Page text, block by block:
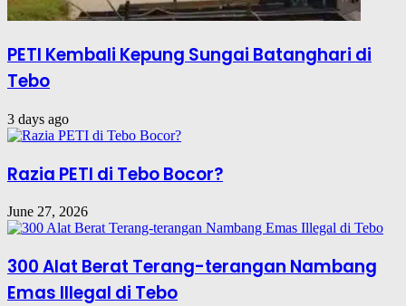
PETI Kembali Kepung Sungai Batanghari di
Tebo
3 days ago
Razia PETI di Tebo Bocor?
June 27, 2026
300 Alat Berat Terang-terangan Nambang
Emas Illegal di Tebo